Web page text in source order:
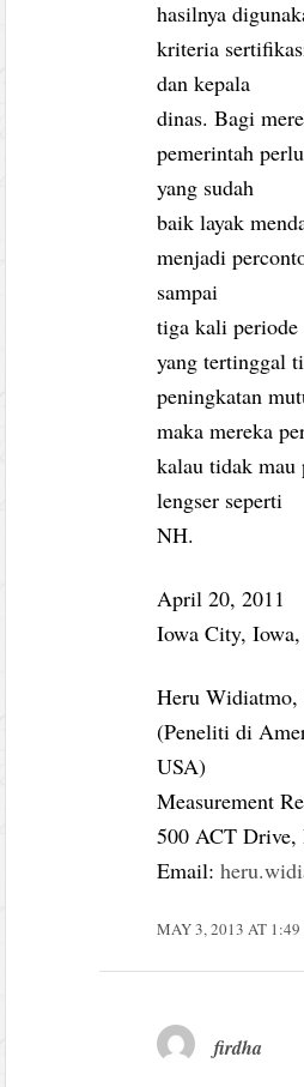
hasilnya
kriteria
dan kepala
dinas. Bagi
pemerintah
yang sudah
baik layak
menjadi
sampai
tiga kali periode
yang tertinggal
peningkatan
maka mereka
kalau tidak mau
lengser seperti
NH.
April 20, 2011
Iowa City,
Heru Widiatmo,
(Peneliti di
USA)
Measurement
500 ACT Drive,
Email:
MAY 3, 2013 AT 1:49
firdha